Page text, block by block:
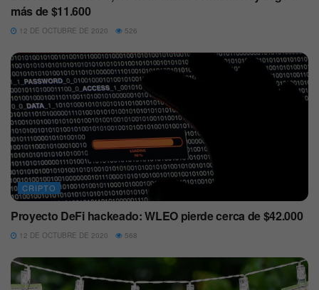
más de $11.600
12 DE OCTUBRE DE 2020 526
CRIPTO
Proyecto DeFi hackeado: WLEO pierde cerca de $42.000
12 DE OCTUBRE DE 2020 568